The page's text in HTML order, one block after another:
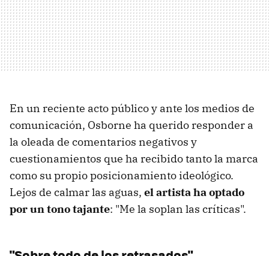
En un reciente acto público y ante los medios de
comunicación, Osborne ha querido responder a
la oleada de comentarios negativos y
cuestionamientos que ha recibido tanto la marca
como su propio posicionamiento ideológico.
Lejos de calmar las aguas, el artista ha optado
por un tono tajante: "Me la soplan las críticas".